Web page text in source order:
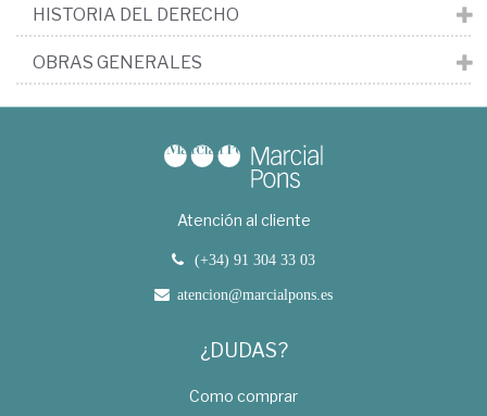
HISTORIA DEL DERECHO
OBRAS GENERALES
Atención al cliente
(+34) 91 304 33 03
atencion@marcialpons.es
¿DUDAS?
Como comprar